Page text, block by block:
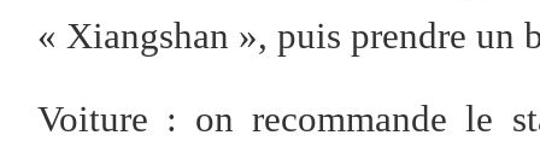
« Xiangshan », puis prendre un
Voiture : on recommande le